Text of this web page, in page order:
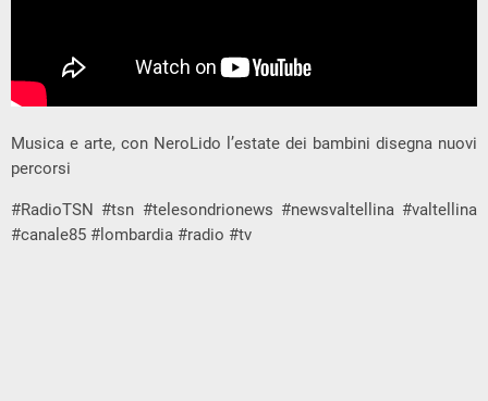
Musica e arte, con NeroLido l’estate dei bambini disegna nuovi
percorsi
#RadioTSN #tsn #telesondrionews #newsvaltellina #valtellina
#canale85 #lombardia #radio #tv